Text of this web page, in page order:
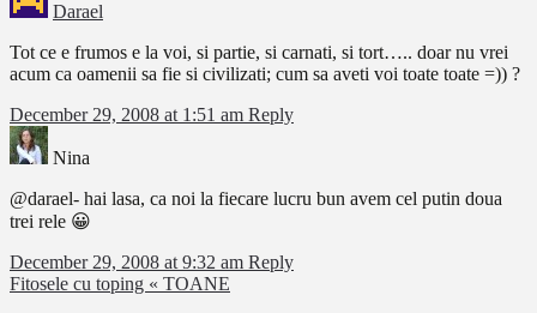
Darael
Tot ce e frumos e la voi, si partie, si carnati, si tort….. doar nu vrei
acum ca oamenii sa fie si civilizati; cum sa aveti voi toate toate =)) ?
December 29, 2008 at 1:51 am Reply
Nina
@darael- hai lasa, ca noi la fiecare lucru bun avem cel putin doua
trei rele 😀
December 29, 2008 at 9:32 am Reply
Fitosele cu toping « TOANE